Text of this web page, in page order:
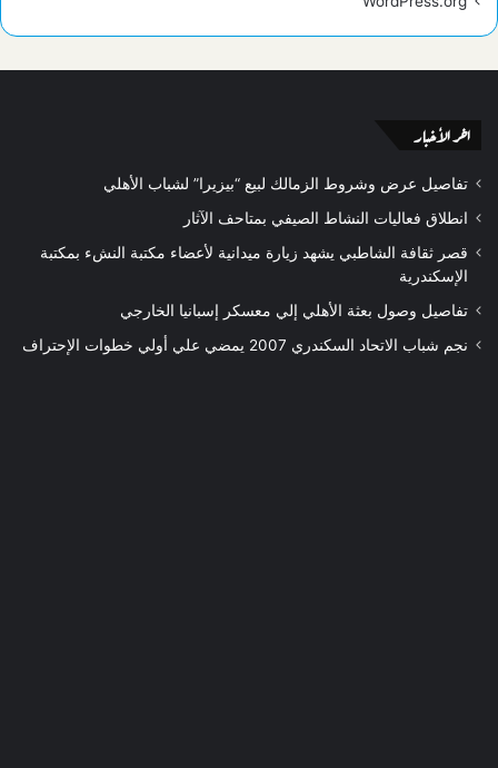
اخر الأخبار
تفاصيل عرض وشروط الزمالك لبيع “بيزيرا” لشباب الأهلي
انطلاق فعاليات النشاط الصيفي بمتاحف الآثار
قصر ثقافة الشاطبي يشهد زيارة ميدانية لأعضاء مكتبة النشء بمكتبة
الإسكندرية
تفاصيل وصول بعثة الأهلي إلي معسكر إسبانيا الخارجي
نجم شباب الاتحاد السكندري 2007 يمضي علي أولي خطوات الإحتراف